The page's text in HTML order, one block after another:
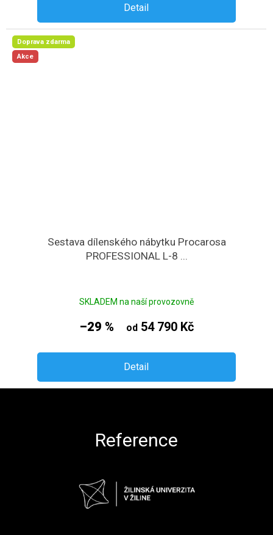
Detail
Doprava zdarma
Akce
Sestava dílenského nábytku Procarosa
PROFESSIONAL L-8 ...
SKLADEM na naší provozovně
–29 % od54 790 Kč
Detail
Reference